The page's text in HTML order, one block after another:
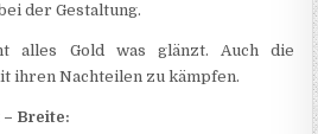
der Gestaltung.
alles Gold was glänzt. Auch die
ihren Nachteilen zu kämpfen.
Breite: